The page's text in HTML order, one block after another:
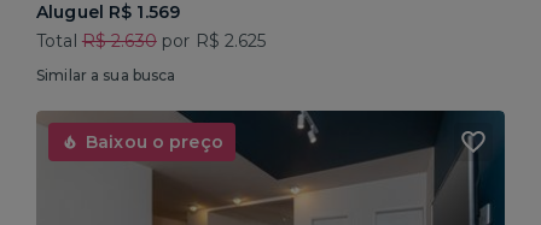
Aluguel R$ 1.569
Total R$ 2.630por R$ 2.625
Similar a sua busca
Baixou o preço